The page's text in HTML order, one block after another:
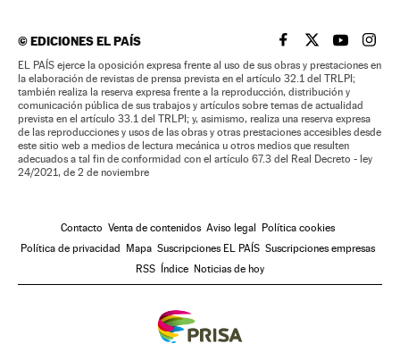
©EDICIONES EL PAÍS EL PAÍS BRASIL EN
EL PAÍSEL PAÍS
EL
EL PAÍS ejerce la oposición expresa frente al uso de sus obras y prestaciones en
la elaboración de revistas de prensa prevista en el artículo 32.1 del TRLPI;
también realiza la reserva expresa frente a la reproducción, distribución y
comunicación pública de sus trabajos y artículos sobre temas de actualidad
prevista en el artículo 33.1 del TRLPI; y, asimismo, realiza una reserva expresa
de las reproducciones y usos de las obras y otras prestaciones accesibles desde
este sitio web a medios de lectura mecánica u otros medios que resulten
adecuados a tal fin de conformidad con el artículo 67.3 del Real Decreto - ley
24/2021, de 2 de noviembre
Contacto Venta de contenidos Aviso legal
Política cookies
Política de privacidad
Mapa Suscripciones EL PAÍS Suscripciones empresas
RSS
Índice Noticias de hoy